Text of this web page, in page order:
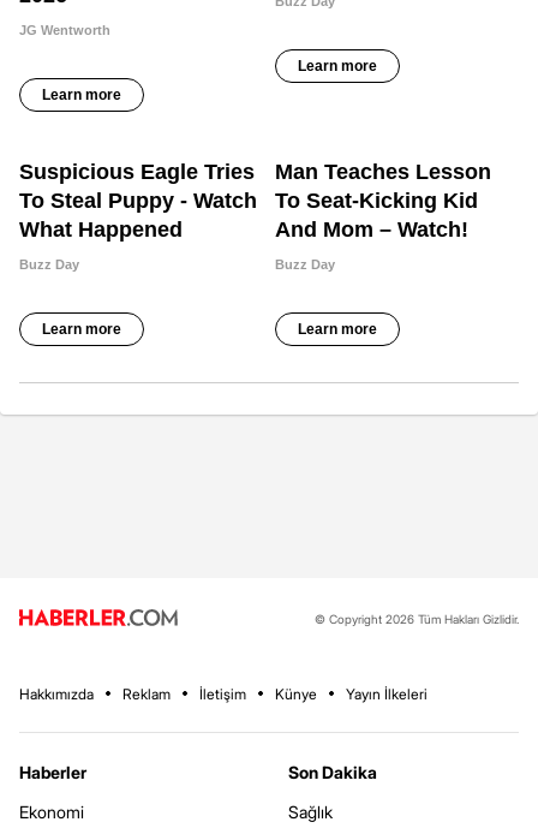
© Copyright 2026 Tüm Hakları Gizlidir.
Hakkımızda Reklam İletişim Künye Yayın İlkeleri
Haberler
Ekonomi
Son Dakika
Sağlık